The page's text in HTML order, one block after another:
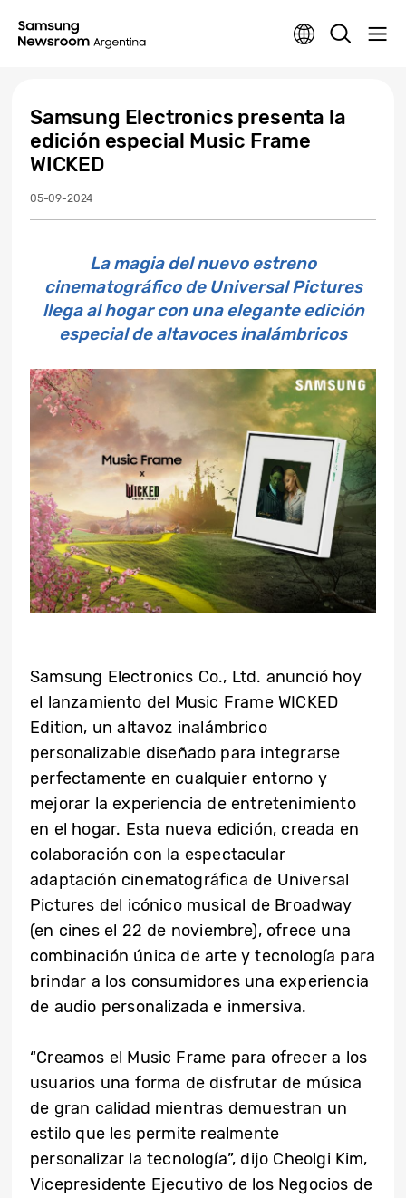
Samsung Electronics presenta la
edición especial Music Frame
WICKED
05-09-2024
La magia del nuevo estreno
cinematográfico de Universal Pictures
llega al hogar con una elegante edición
especial de altavoces inalámbricos
Samsung Electronics Co., Ltd. anunció hoy
el lanzamiento del Music Frame WICKED
Edition, un altavoz inalámbrico
personalizable diseñado para integrarse
perfectamente en cualquier entorno y
mejorar la experiencia de entretenimiento
en el hogar. Esta nueva edición, creada en
colaboración con la espectacular
adaptación cinematográfica de Universal
Pictures del icónico musical de Broadway
(en cines el 22 de noviembre), ofrece una
combinación única de arte y tecnología para
brindar a los consumidores una experiencia
de audio personalizada e inmersiva.
“Creamos el Music Frame para ofrecer a los
usuarios una forma de disfrutar de música
de gran calidad mientras demuestran un
estilo que les permite realmente
personalizar la tecnología”, dijo Cheolgi Kim,
Vicepresidente Ejecutivo de los Negocios de